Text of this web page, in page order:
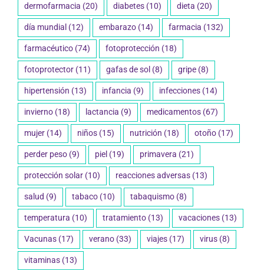
dermofarmacia (20) diabetes (10) dieta (20)
día mundial (12) embarazo (14) farmacia (132)
farmacéutico (74) fotoprotección (18)
fotoprotector (11) gafas de sol (8) gripe (8)
hipertensión (13) infancia (9) infecciones (14)
invierno (18) lactancia (9) medicamentos (67)
mujer (14) niños (15) nutrición (18) otoño (17)
perder peso (9) piel (19) primavera (21)
protección solar (10) reacciones adversas (13)
salud (9) tabaco (10) tabaquismo (8)
temperatura (10) tratamiento (13) vacaciones (13)
Vacunas (17) verano (33) viajes (17) virus (8)
vitaminas (13)